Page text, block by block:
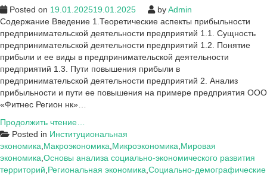
Posted on 19.01.202519.01.2025 byAdmin
Содержание Введение 1.Теоретические аспекты прибыльности
предпринимательской деятельности предприятий 1.1. Сущность
предпринимательской деятельности предприятий 1.2. Понятие
прибыли и ее виды в предпринимательской деятельности
предприятий 1.3. Пути повышения прибыли в
предпринимательской деятельности предприятий 2. Анализ
прибыльности и пути ее повышения на примере предприятия ООО
«Фитнес Регион нк»…
Продолжить чтение…
к
курсовой:
Прибыль
–
Posted in Институциональная
экономика Макроэкономика Микроэкономика Мировая
экономика Основы анализа социально-экономического развития
территорий Региональная экономика Социально-демографические